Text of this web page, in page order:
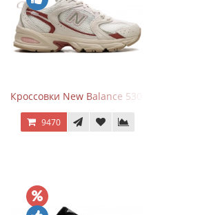
Кроссовки New Balance 530 Festival Pack
9470